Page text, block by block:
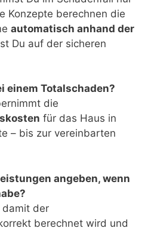
Konzepte berechnen die
automatisch anhand der
Du auf der sicheren
einem Totalschaden?
die
für das Haus in
– bis zur vereinbarten
angeben, wenn
damit der
berechnet wird und